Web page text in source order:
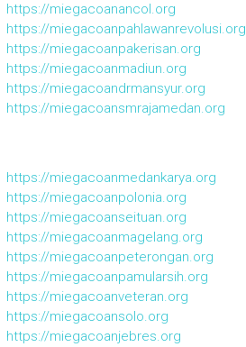
https://miegacoanancol.org
https://miegacoanpahlawanrevolusi.org
https://miegacoanpakerisan.org
https://miegacoanmadiun.org
https://miegacoandrmansyur.org
https://miegacoansmrajamedan.org
https://miegacoanmedankarya.org
https://miegacoanpolonia.org
https://miegacoanseituan.org
https://miegacoanmagelang.org
https://miegacoanpeterongan.org
https://miegacoanpamularsih.org
https://miegacoanveteran.org
https://miegacoansolo.org
https://miegacoanjebres.org